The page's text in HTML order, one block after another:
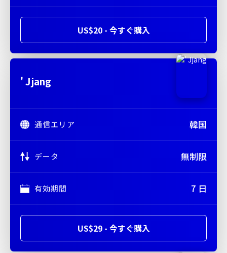
US$20 - 今すぐ購入
' Jjang
通信エリア 韓国
データ 無制限
有効期間 7 日
US$29 - 今すぐ購入